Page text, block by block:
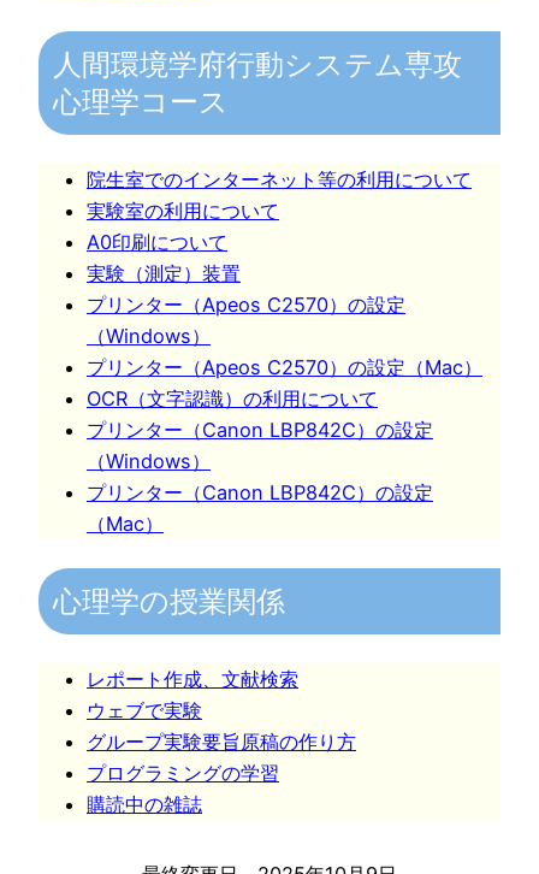
人間環境学府行動システム専攻
心理学コース
院生室でのインターネット等の利用について
実験室の利用について
A0印刷について
実験（測定）装置
プリンター（Apeos C2570）の設定
（Windows）
プリンター（Apeos C2570）の設定（Mac）
OCR（文字認識）の利用について
プリンター（Canon LBP842C）の設定
（Windows）
プリンター（Canon LBP842C）の設定
（Mac）
心理学の授業関係
レポート作成、文献検索
ウェブで実験
グループ実験要旨原稿の作り方
プログラミングの学習
購読中の雑誌